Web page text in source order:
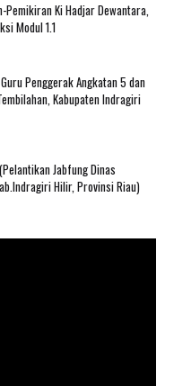
Ki Hadjar Dewantara,
Modul 1.1
Penggerak Angkatan 5 dan
Kabupaten Indragiri
Jabfung Dinas
Hilir, Provinsi Riau)